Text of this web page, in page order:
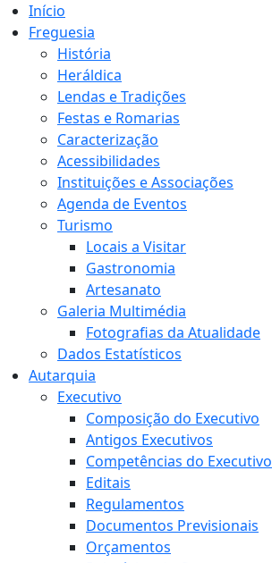
Início
Freguesia
História
Heráldica
Lendas e Tradições
Festas e Romarias
Caracterização
Acessibilidades
Instituições e Associações
Agenda de Eventos
Turismo
Locais a Visitar
Gastronomia
Artesanato
Galeria Multimédia
Fotografias da Atualidade
Dados Estatísticos
Autarquia
Executivo
Composição do Executivo
Antigos Executivos
Competências do Executivo
Editais
Regulamentos
Documentos Previsionais
Orçamentos